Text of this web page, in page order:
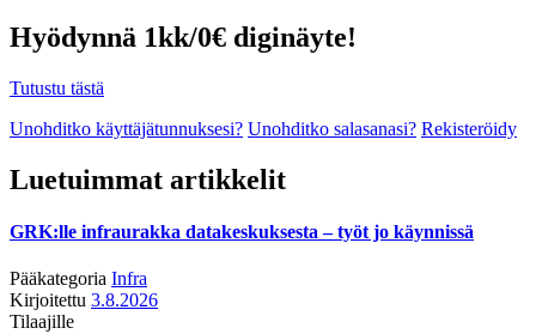
Hyödynnä 1kk/0€ diginäyte!
Tutustu tästä
Unohditko käyttäjätunnuksesi? Unohditko salasanasi? Rekisteröidy
Luetuimmat artikkelit
GRK:lle infraurakka datakeskuksesta – työt jo käynnissä
Pääkategoria Infra
Kirjoitettu 3.8.2026
Tilaajille